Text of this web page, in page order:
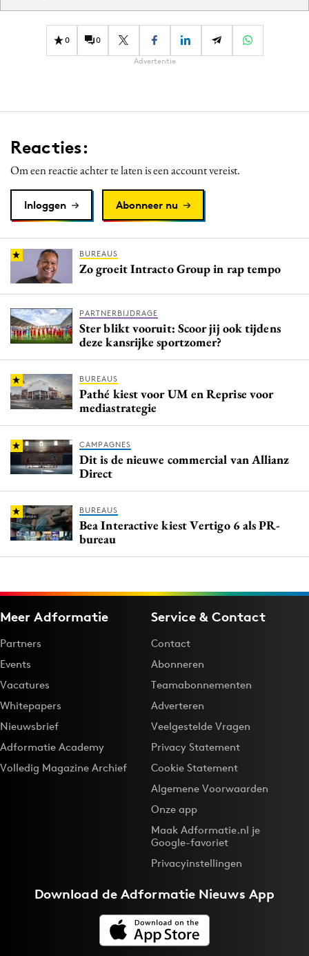
0 0
Advertentie
Reacties:
Om een reactie achter te laten is een account vereist.
Inloggen Abonneer nu
BUREAUS
Zo groeit Intracto Group in rap tempo
PARTNERBIJDRAGE
Ster blikt vooruit: Scoor jij ook tijdens
deze kansrijke sportzomer?
BUREAUS
Pathé kiest voor UM en Reprise voor
mediastrategie
CAMPAGNES
Dit is de nieuwe commercial van Allianz
Direct
BUREAUS
Bea Interactive kiest Vertigo 6 als PR-
bureau
Meer Adformatie
Partners
Events
Vacatures
Whitepapers
Nieuwsbrief
Adformatie Academy
Volledig Magazine Archief
Service & Contact
Contact
Abonneren
Teamabonnementen
Adverteren
Veelgestelde Vragen
Privacy Statement
Cookie Statement
Algemene Voorwaarden
Onze app
Maak Adformatie.nl je
Google-favoriet
Privacyinstellingen
Download deAdformatie Nieuws App